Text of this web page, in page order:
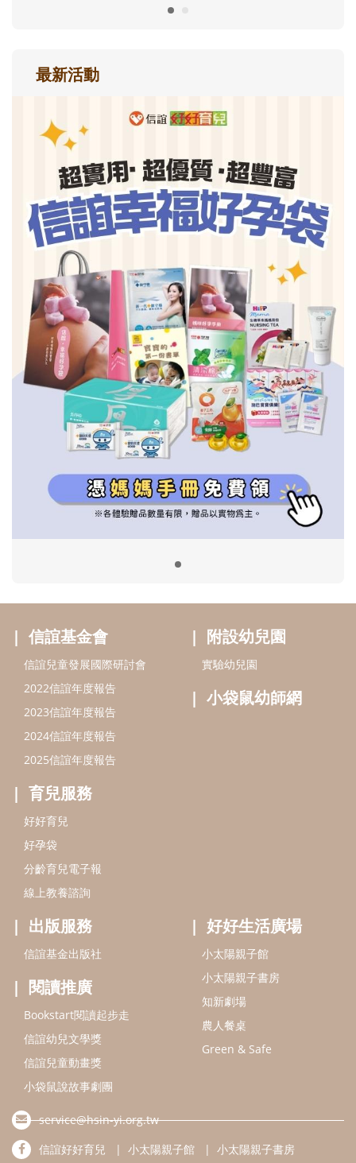
信誼基金會
2022信誼年度報告
2023信誼年度報告
2024信誼年度報告
好孕袋
分齡育兒電子報
線上教養諮詢
附設幼兒園
小袋鼠幼師網
出版服務
信誼基金出版社
閱讀推廣
Bookstart閱讀起步走
信誼幼兒文學獎
信誼兒童動畫獎
小袋鼠說故事劇團
service@hsin-yi.org.tw
信誼好好育兒
小太陽親子書房
(02)2396-5305轉2345 (週一～週五 9:00～18:00)
認識信誼 合作洽談 智慧財產權聲明
本網站建議使用IE9(含以上)或 Google Chrome 版本瀏覽器
信誼基金會/上誼文化實業股份有限公司 版權所有 ©